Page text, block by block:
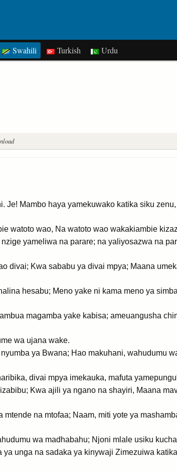
Swahili Turkish Urdu
Mambo haya yamekuwako katika siku
watoto wao, Na watoto wao wakakiambie
yameliwa na parare; na yaliyosazwa na
divai; Kwa sababu ya divai mpya; Maana
hesabu; Meno yake ni kama meno ya
magamba yake kabisa; ameuangusha
wa ujana wake.
ya Bwana; Hao makuhani, wahudumu
divai mpya imekauka, mafuta
Kwa ajili ya ngano na shayiri, Maana
na mtofaa; Naam, miti yote ya
wa madhabahu; Njoni mlale usiku
unga na sadaka ya kinywaji Zimezuiwa